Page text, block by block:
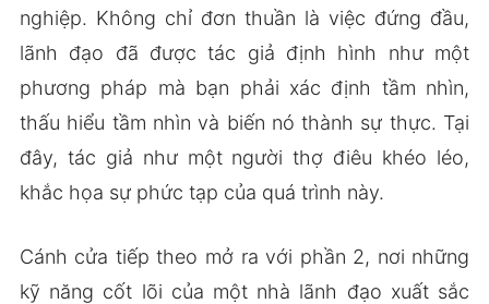
nghiệp. Không chỉ đơn thuần là việc đứng đầu,
lãnh đạo đã được tác giả định hình như một
phương pháp mà bạn phải xác định tầm nhìn,
thấu hiểu tầm nhìn và biến nó thành sự thực. Tại
đây, tác giả như một người thợ điêu khéo léo,
khắc họa sự phức tạp của quá trình này.
Cánh cửa tiếp theo mở ra với phần 2, nơi những
kỹ năng cốt lõi của một nhà lãnh đạo xuất sắc